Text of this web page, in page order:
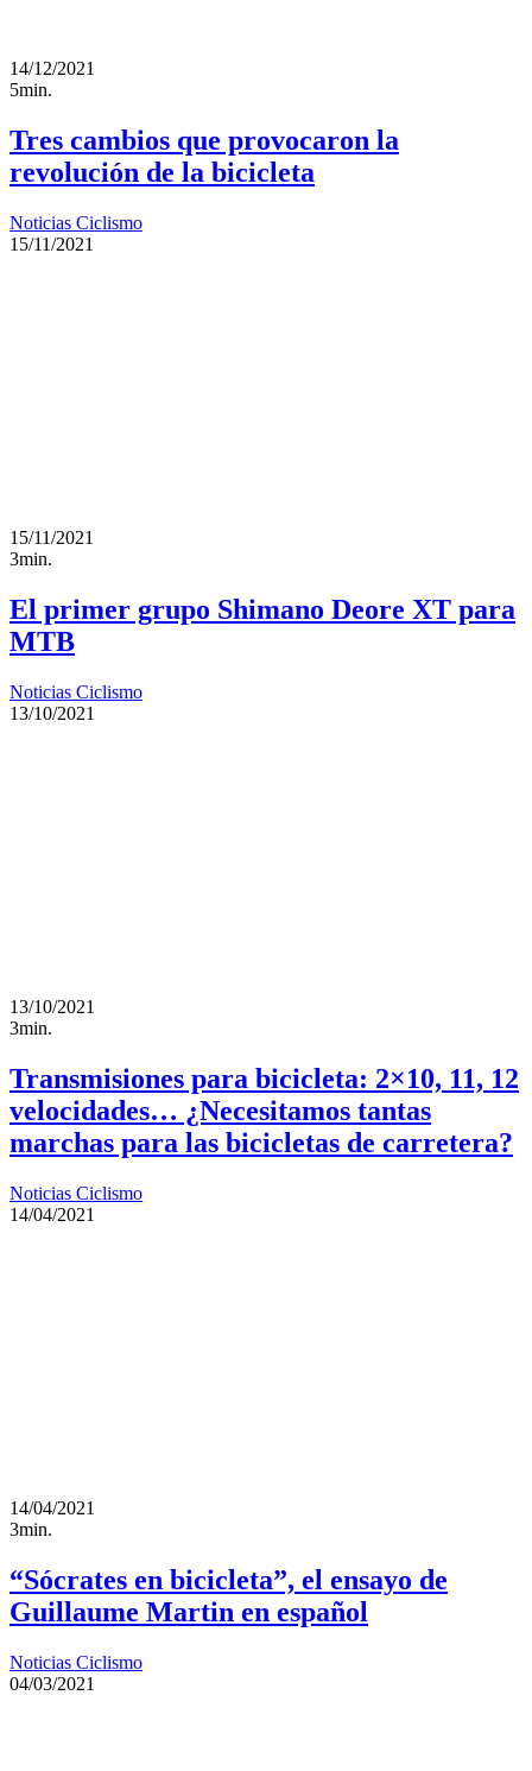
14/12/2021
5min.
Tres cambios que provocaron la
revolución de la bicicleta
Noticias Ciclismo
15/11/2021
15/11/2021
3min.
El primer grupo Shimano Deore XT para
MTB
Noticias Ciclismo
13/10/2021
13/10/2021
3min.
Transmisiones para bicicleta: 2×10, 11, 12
velocidades… ¿Necesitamos tantas
marchas para las bicicletas de carretera?
Noticias Ciclismo
14/04/2021
14/04/2021
3min.
“Sócrates en bicicleta”, el ensayo de
Guillaume Martin en español
Noticias Ciclismo
04/03/2021